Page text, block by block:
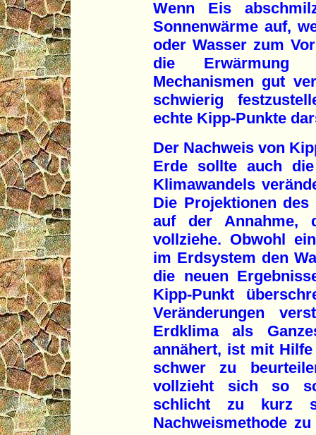
Wenn Eis
Sonnenwärme auf,
oder Wasser zum
die Erwärmung
Mechanismen gut
schwierig
echte Kipp-Punkte
Der Nachweis von
Erde sollte auch
Klimawandels
Die Projektionen des
auf der Annahme,
vollziehe. Obwohl
im Erdsystem den
die neuen
Kipp-Punkt
Veränderungen
Erdklima als
annähert, ist mit
schwer zu
vollzieht sich so
schlicht zu kurz
Nachweismethode